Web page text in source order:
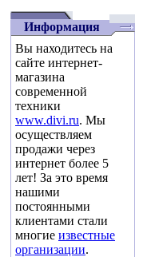
Информация
Вы находитесь на
сайте интернет-
магазина
современной
техники
www.divi.ru. Мы
осуществляем
продажи через
интернет более 5
лет! За это время
нашими
постоянными
клиентами стали
многие известные
организации.